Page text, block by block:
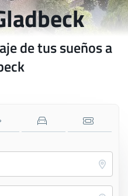
de tus sueños a